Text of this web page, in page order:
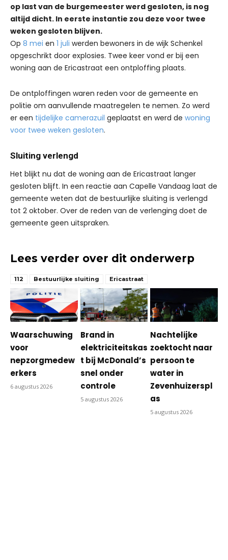
op last van de burgemeester werd gesloten, is nog
altijd dicht. In eerste instantie zou deze voor twee
weken gesloten blijven.
Op 8 mei en 1 juli werden bewoners in de wijk Schenkel
opgeschrikt door explosies. Twee keer vond er bij een
woning aan de Ericastraat een ontploffing plaats.
De ontploffingen waren reden voor de gemeente en
politie om aanvullende maatregelen te nemen. Zo werd
er een tijdelijke camerazuil geplaatst en werd de woning
voor twee weken gesloten.
Sluiting verlengd
Het blijkt nu dat de woning aan de Ericastraat langer
gesloten blijft. In een reactie aan Capelle Vandaag laat de
gemeente weten dat de bestuurlijke sluiting is verlengd
tot 2 oktober. Over de reden van de verlenging doet de
gemeente geen uitspraken.
Lees verder over dit onderwerp
112 Bestuurlijke sluiting Ericastraat
Waarschuwing
voor
nepzorgmedew
erkers
6 augustus 2026
Brand in
elektriciteitskas
t bij McDonald’s
snel onder
controle
5 augustus 2026
Nachtelijke
zoektocht naar
persoon te
water in
Zevenhuizerspl
as
5 augustus 2026